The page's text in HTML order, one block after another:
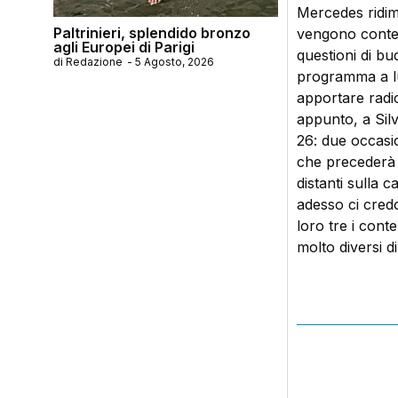
Paltrinieri, splendido bronzo
agli Europei di Parigi
di Redazione - 5 Agosto, 2026
Mercedes
vengono
questioni di
programma a
apportare
appunto, a
26: due
che precederà
distanti sulla
adesso ci
loro tre i
molto diversi